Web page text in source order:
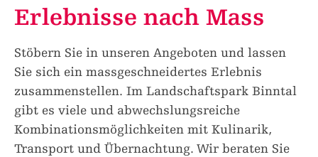
Erlebnisse nach Mass
Stöbern Sie in unseren Angeboten und lassen
Sie sich ein massgeschneidertes Erlebnis
zusammenstellen. Im Landschaftspark Binntal
gibt es viele und abwechslungsreiche
Kombinationsmöglichkeiten mit Kulinarik,
Transport und Übernachtung. Wir beraten Sie